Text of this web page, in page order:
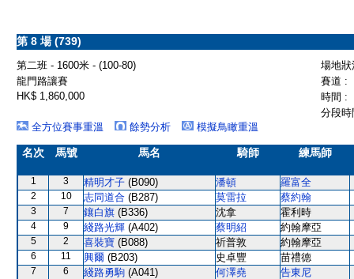
第 8 場 (739)
第二班 - 1600米 - (100-80)
場地
龍門路讓賽
賽道 :
HK$ 1,860,000
時間 :
分段
全方位賽事重溫
餘勢分析 模擬鳥瞰重溫
名次 馬號 馬名 騎師 練馬師
1 3 精明才子 (B090) 潘頓 羅富全
2 10 志同道合 (B287) 莫雷拉 蔡約翰
3 7 鑲白旗 (B336) 沈拿 霍利時
4 9 綫路光輝 (A402) 蔡明紹 約翰摩亞
5 2 喜裝寶 (B088) 祈普敦 約翰摩亞
6 11 興爾 (B203) 史卓豐 苗禮德
7 6 綫路勇駒 (A041) 何澤堯 告東尼